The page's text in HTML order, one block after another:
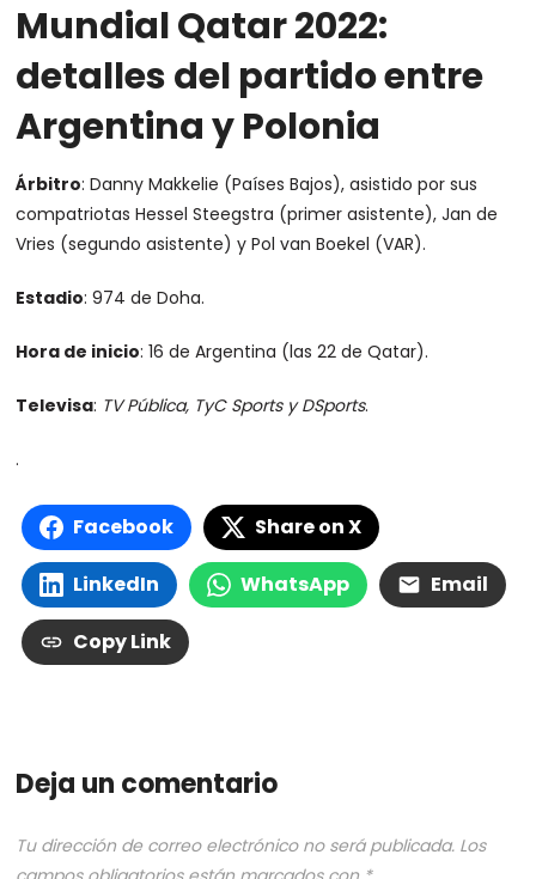
Mundial Qatar 2022:
detalles del partido entre
Argentina y Polonia
Árbitro: Danny Makkelie (Países Bajos), asistido por sus
compatriotas Hessel Steegstra (primer asistente), Jan de
Vries (segundo asistente) y Pol van Boekel (VAR).
Estadio: 974 de Doha.
Hora de inicio: 16 de Argentina (las 22 de Qatar).
Televisa: TV Pública, TyC Sports y DSports.
.
Facebook Share on X
LinkedIn WhatsApp Email
Copy Link
Deja un comentario
Tu dirección de correo electrónico no será publicada. Los